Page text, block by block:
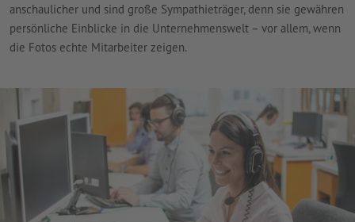
anschaulicher und sind große Sympathieträger, denn sie gewähren
persönliche Einblicke in die Unternehmenswelt – vor allem, wenn
die Fotos echte Mitarbeiter zeigen.